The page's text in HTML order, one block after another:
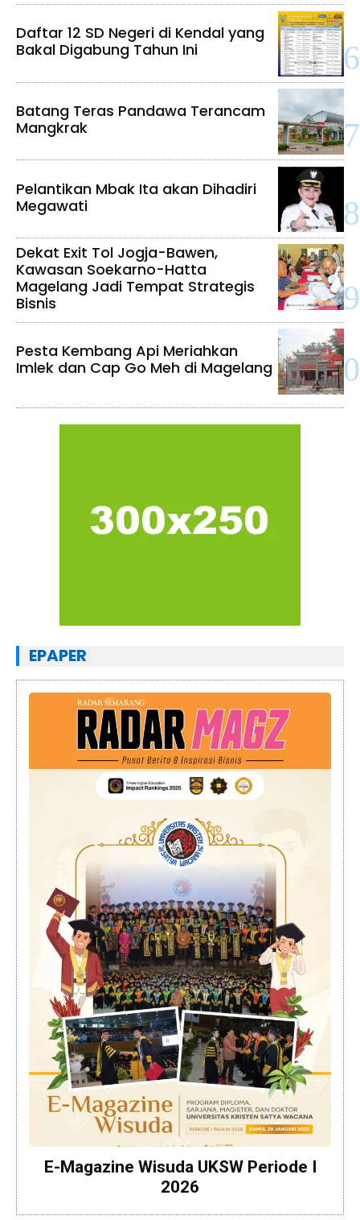
Daftar 12 SD Negeri di Kendal yang
Bakal Digabung Tahun Ini
Batang Teras Pandawa Terancam
Mangkrak
Pelantikan Mbak Ita akan Dihadiri
Megawati
Dekat Exit Tol Jogja-Bawen,
Kawasan Soekarno-Hatta
Magelang Jadi Tempat Strategis
Bisnis
Pesta Kembang Api Meriahkan
Imlek dan Cap Go Meh di Magelang
EPAPER
E-Magazine Wisuda UKSW Periode I
2026